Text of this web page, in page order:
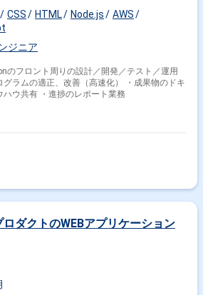
CSS HTML Node.js
AWS
ジニア
のフロント周りの設計／開発／テスト／運用
グラムの適正、改善（高速化） ・成果物のドキ
ウ共有 ・進捗のレポート業務
ダクトのWEBアプリケーション